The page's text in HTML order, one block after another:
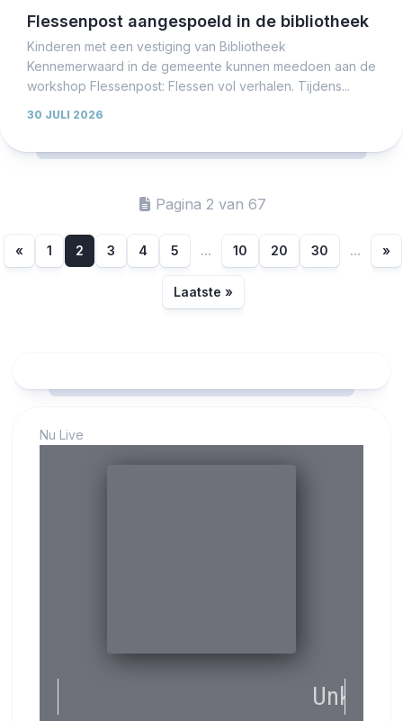
Flessenpost aangespoeld in de bibliotheek
Kinderen met een vestiging van Bibliotheek
Kennemerwaard in de gemeente kunnen meedoen aan de
workshop Flessenpost: Flessen vol verhalen. Tijdens...
30 JULI 2026
Pagina 2 van 67
« 1 2 3 4 5 ... 10 20 30 ... »
Laatste »
Nu Live